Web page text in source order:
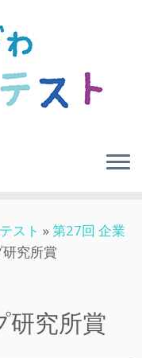
スト »第27回 企業
究所賞
研究所賞